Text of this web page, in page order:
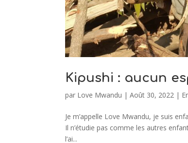
Kipushi : aucun
par Love Mwandu |Août 30, 2022 |
Je m’appelle Love Mwandu, je suis
Il n’étudie pas comme les autres
l’ai...